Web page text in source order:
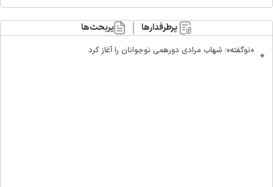
پرطرفدارها پربحث‌ها
«نوگفته»؛ شهاب مرادی دورهمی نوجوانان را آغاز کرد